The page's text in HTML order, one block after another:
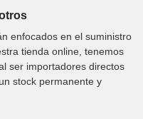
enfocados en el suministro
tienda online, tenemos
ser importadores directos
stock permanente y